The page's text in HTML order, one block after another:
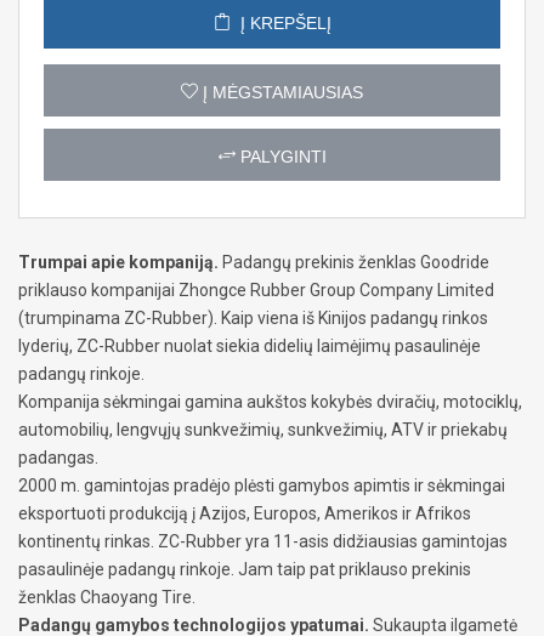
Į KREPŠELĮ
Į MĖGSTAMIAUSIAS
PALYGINTI
Trumpai apie kompaniją. Padangų prekinis ženklas Goodride
priklauso kompanijai Zhongce Rubber Group Company Limited
(trumpinama ZC-Rubber). Kaip viena iš Kinijos padangų rinkos
lyderių, ZC-Rubber nuolat siekia didelių laimėjimų pasaulinėje
padangų rinkoje.
Kompanija sėkmingai gamina aukštos kokybės dviračių, motociklų,
automobilių, lengvųjų sunkvežimių, sunkvežimių, ATV ir priekabų
padangas.
2000 m. gamintojas pradėjo plėsti gamybos apimtis ir sėkmingai
eksportuoti produkciją į Azijos, Europos, Amerikos ir Afrikos
kontinentų rinkas. ZC-Rubber yra 11-asis didžiausias gamintojas
pasaulinėje padangų rinkoje. Jam taip pat priklauso prekinis
ženklas Chaoyang Tire.
Padangų gamybos technologijos ypatumai. Sukaupta ilgametė